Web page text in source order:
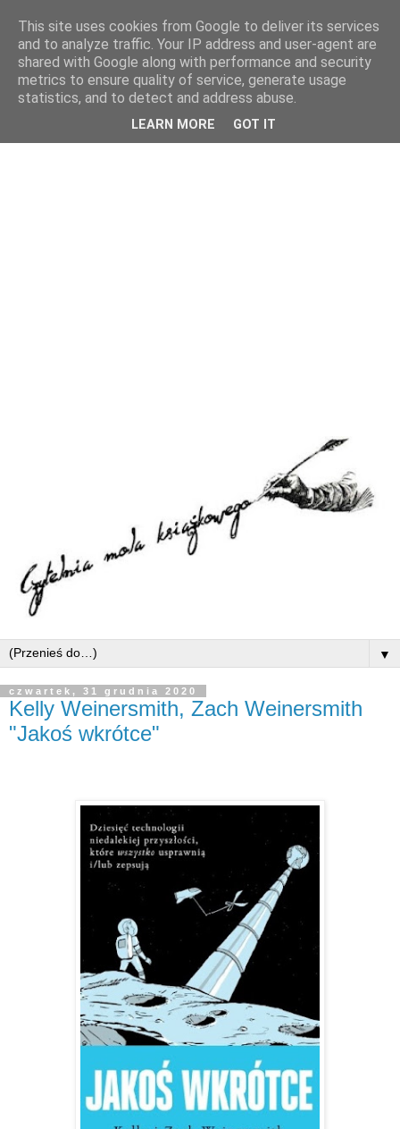
▼
czwartek, 31 grudnia 2020
Kelly Weinersmith, Zach Weinersmith
"Jakoś wkrótce"
This site uses cookies from Google to deliver its services
and to analyze traffic. Your IP address and user-agent are
shared with Google along with performance and security
metrics to ensure quality of service, generate usage
statistics, and to detect and address abuse.
LEARN MORE GOT IT